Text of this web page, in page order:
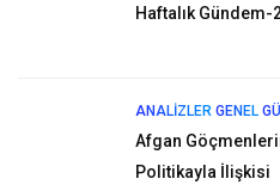
Haftalık Gündem-
ANALIZLER GENEL
Afgan
Politikayla İlişkisi